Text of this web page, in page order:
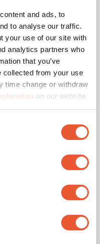
and ads, to
to analyse our traffic.
your use of our site with
analytics partners who
that you’ve
collected from your use
time change or withdraw
on our website.